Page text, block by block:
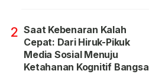
2 Saat Kebenaran Kalah
Cepat: Dari Hiruk-Pikuk
Media Sosial Menuju
Ketahanan Kognitif Bangsa